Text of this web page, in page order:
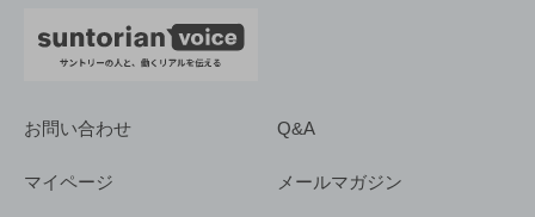
お問い合わせ Q&A
マイページ メールマガジン